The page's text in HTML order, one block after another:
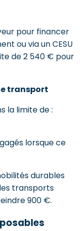
pour financer
ou via un CESU
de 2 540 € pour
transport
la limite de :
lorsque ce
durables
transports
900 €.